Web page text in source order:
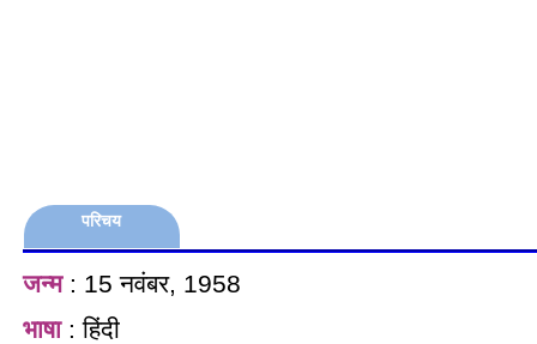
परिचय
जन्म: 15 नवंबर, 1958
भाषा: हिंदी